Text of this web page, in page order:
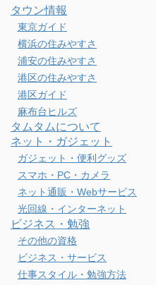
タウン情報
東京ガイド
横浜の住みやすさ
浦安の住みやすさ
港区の住みやすさ
港区ガイド
麻布台ヒルズ
タムタムについて
ネット・ガジェット
ガジェット・便利グッズ
スマホ・PC・カメラ
ネット通販・Webサービス
光回線・インターネット
ビジネス・勉強
その他の資格
ビジネス・サービス
仕事スタイル・勉強方法